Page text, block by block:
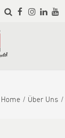
Skip to
main
Home Über Uns